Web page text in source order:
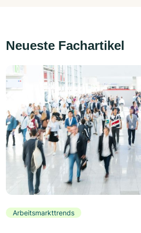
Neueste Fachartikel
Arbeitsmarkttrends